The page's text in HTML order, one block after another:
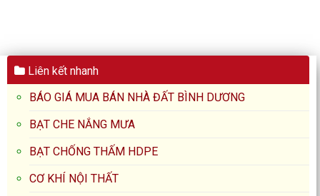
Liên kết nhanh
BÁO GIÁ MUA BÁN NHÀ ĐẤT BÌNH DƯƠNG
BẠT CHE NẮNG MƯA
BẠT CHỐNG THẤM HDPE
CƠ KHÍ NỘI THẤT